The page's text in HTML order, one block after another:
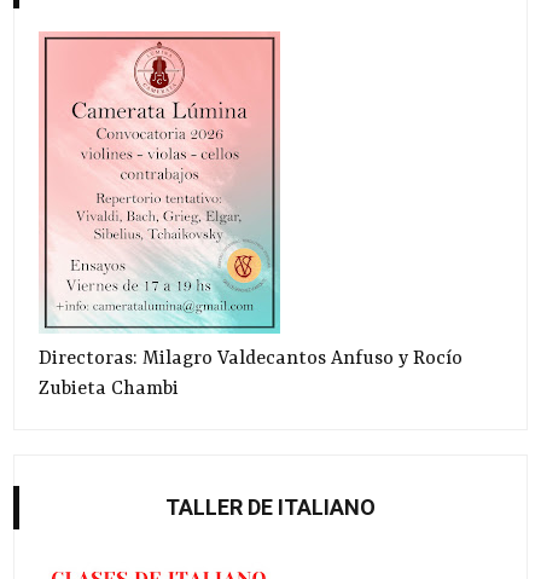
Directoras: Milagro Valdecantos Anfuso y Rocío
Zubieta Chambi
TALLER DE ITALIANO